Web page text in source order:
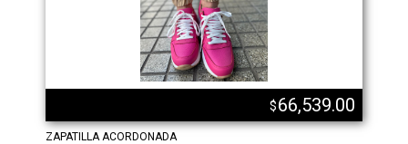
$66,539.00
ZAPATILLA ACORDONADA